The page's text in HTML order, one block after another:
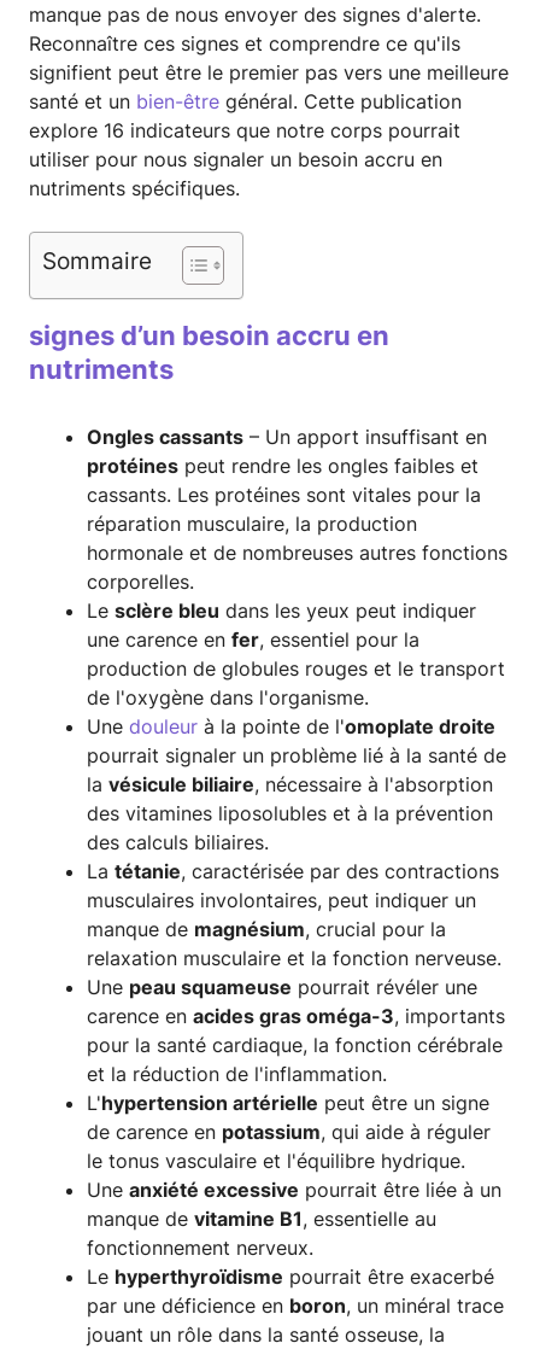
manque pas de nous envoyer des signes d'alerte.
Reconnaître ces signes et comprendre ce qu'ils
signifient peut être le premier pas vers une meilleure
santé et un bien-être général. Cette publication
explore 16 indicateurs que notre corps pourrait
utiliser pour nous signaler un besoin accru en
nutriments spécifiques.
Sommaire
signes d’un besoin accru en
nutriments
Ongles cassants – Un apport insuffisant en
protéines peut rendre les ongles faibles et
cassants. Les protéines sont vitales pour la
réparation musculaire, la production
hormonale et de nombreuses autres fonctions
corporelles.
Le sclère bleu dans les yeux peut indiquer
une carence en fer, essentiel pour la
production de globules rouges et le transport
de l'oxygène dans l'organisme.
Une douleur à la pointe de l'omoplate droite
pourrait signaler un problème lié à la santé de
la vésicule biliaire, nécessaire à l'absorption
des vitamines liposolubles et à la prévention
des calculs biliaires.
La tétanie, caractérisée par des contractions
musculaires involontaires, peut indiquer un
manque de magnésium, crucial pour la
relaxation musculaire et la fonction nerveuse.
Une peau squameuse pourrait révéler une
carence en acides gras oméga-3, importants
pour la santé cardiaque, la fonction cérébrale
et la réduction de l'inflammation.
L'hypertension artérielle peut être un signe
de carence en potassium, qui aide à réguler
le tonus vasculaire et l'équilibre hydrique.
Une anxiété excessive pourrait être liée à un
manque de vitamine B1, essentielle au
fonctionnement nerveux.
Le hyperthyroïdisme pourrait être exacerbé
par une déficience en boron, un minéral trace
jouant un rôle dans la santé osseuse, la